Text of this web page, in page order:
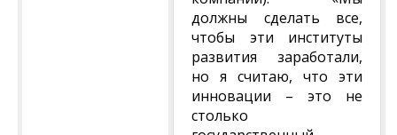
должны сделать все,
чтобы эти институты
развития заработали,
но я считаю, что эти
инновации – это не
столько